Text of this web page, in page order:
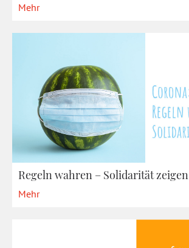
Mehr
Regeln wahren – Solidarität zeigen
Mehr